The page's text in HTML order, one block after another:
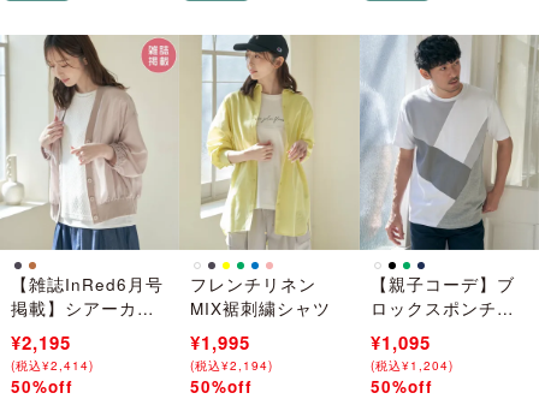
【雑誌InRed6月号
掲載】シアーカー
デブルゾン
¥4,390
(税込¥4,829)
→
¥2,195
(税込¥2,414)
50%off
フレンチリネン
MIX裾刺繍シャツ
¥3,990
(税込¥4,389)
→
¥1,995
(税込¥2,194)
50%off
【親子コーデ】ブ
ロックスポンチ斜
め切り替えTシャツ
¥2,190
(税込¥2,409)
→
¥1,095
(税込¥1,204)
50%off